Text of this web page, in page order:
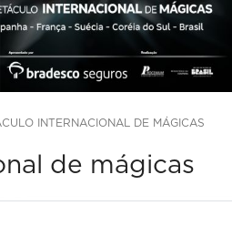
INTERNACIONAL DE MÁGICAS
de mágicas